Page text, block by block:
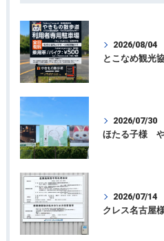
2026/08/04
とこなめ観光
2026/07/30
2026/07/14
クレス名古屋